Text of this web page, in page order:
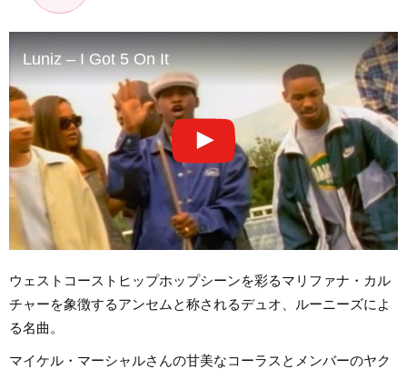
Luniz – I Got 5 On It
ウェストコーストヒップホップシーンを彩るマリファナ・カル
チャーを象徴するアンセムと称されるデュオ、ルーニーズによ
る名曲。
マイケル・マーシャルさんの甘美なコーラスとメンバーのヤク